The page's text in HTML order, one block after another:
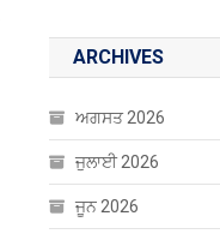
ARCHIVES
ਅਗਸਤ 2026
ਜੁਲਾਈ 2026
ਜੂਨ 2026